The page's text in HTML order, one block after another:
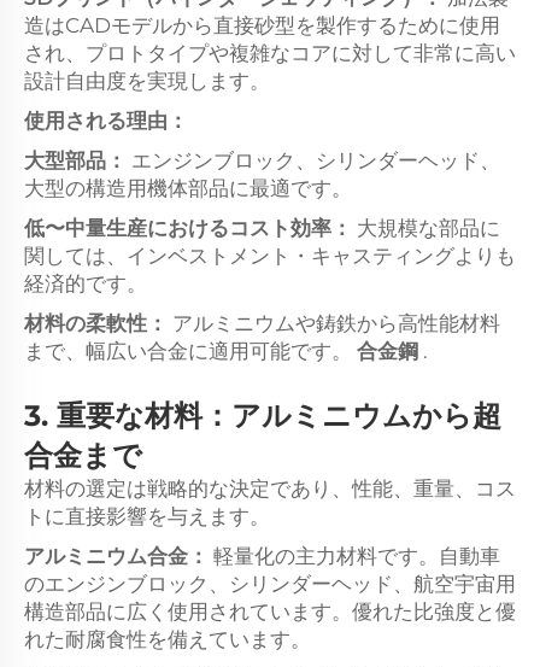
造はCADモデルから直接砂型を製作するために使用
され、プロトタイプや複雑なコアに対して非常に高い
設計自由度を実現します。
使用される理由：
大型部品： エンジンブロック、シリンダーヘッド、
大型の構造用機体部品に最適です。
低〜中量生産におけるコスト効率： 大規模な部品に
関しては、インベストメント・キャスティングよりも
経済的です。
材料の柔軟性： アルミニウムや鋳鉄から高性能材料
まで、幅広い合金に適用可能です。 合金鋼 .
3. 重要な材料：アルミニウムから超
合金まで
材料の選定は戦略的な決定であり、性能、重量、コス
トに直接影響を与えます。
アルミニウム合金： 軽量化の主力材料です。自動車
のエンジンブロック、シリンダーヘッド、航空宇宙用
構造部品に広く使用されています。優れた比強度と優
れた耐腐食性を備えています。